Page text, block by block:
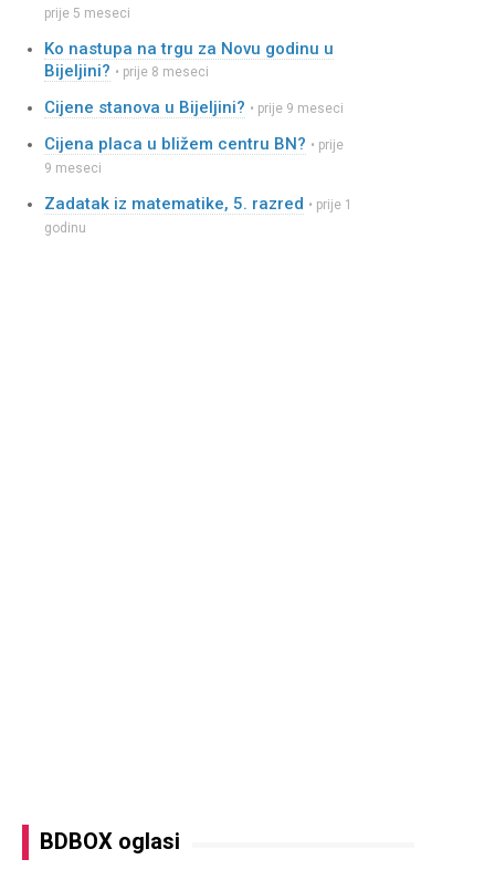
prije 5 meseci
Ko nastupa na trgu za Novu godinu u
Bijeljini? • prije 8 meseci
Cijene stanova u Bijeljini? • prije 9 meseci
Cijena placa u bližem centru BN? • prije
9 meseci
Zadatak iz matematike, 5. razred • prije 1
godinu
BDBOX oglasi